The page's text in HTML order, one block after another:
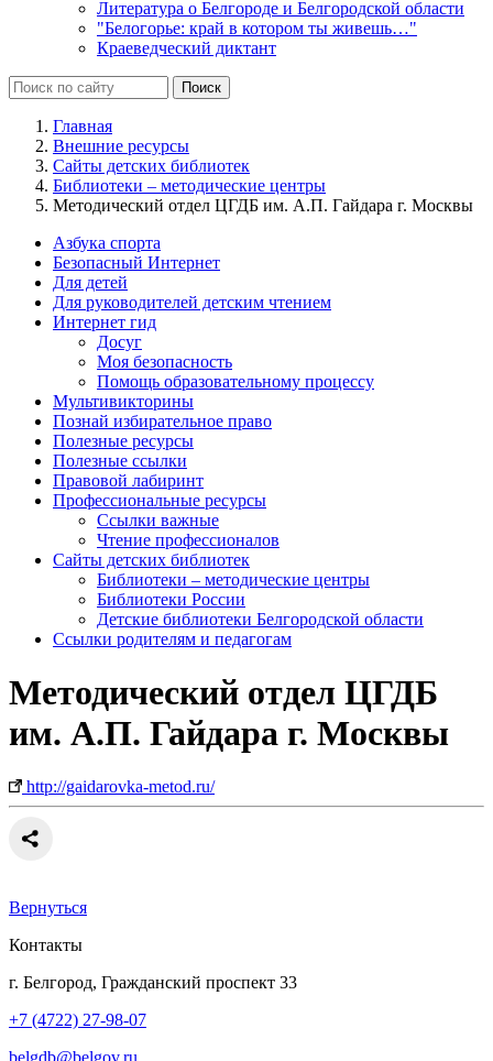
Литература о Белгороде и Белгородской области
"Белогорье: край в котором ты живешь…"
Краеведческий диктант
Главная
Внешние ресурсы
Сайты детских библиотек
Библиотеки – методические центры
Методический отдел ЦГДБ им. А.П. Гайдара г. Москвы
Азбука спорта
Безопасный Интернет
Для детей
Для руководителей детским чтением
Интернет гид
Досуг
Моя безопасность
Помощь образовательному процессу
Мультивикторины
Познай избирательное право
Полезные ресурсы
Полезные ссылки
Правовой лабиринт
Профессиональные ресурсы
Ссылки важные
Чтение профессионалов
Сайты детских библиотек
Библиотеки – методические центры
Библиотеки России
Детские библиотеки Белгородской области
Ссылки родителям и педагогам
Методический отдел ЦГДБ
им. А.П. Гайдара г. Москвы
http://gaidarovka-metod.ru/
Вернуться
Контакты
г. Белгород, Гражданский проспект 33
+7 (4722) 27-98-07